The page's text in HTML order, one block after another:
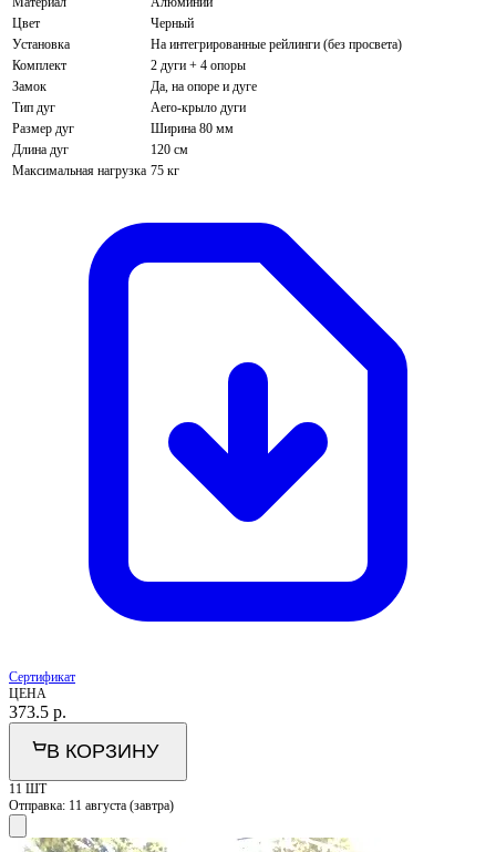
Цвет
Черный
Установка
На интегрированные рейлинги (без просвета)
Комплект
2 дуги + 4 опоры
Замок
Да, на опоре и дуге
Тип дуг
Aero-крыло дуги
Размер дуг
Ширина 80 мм
Длина дуг
120 см
Максимальная нагрузка 75 кг
Сертификат
ЦЕНА
373.5 р.
В КОРЗИНУ
11 ШТ
Отправка: 11 августа (завтра)